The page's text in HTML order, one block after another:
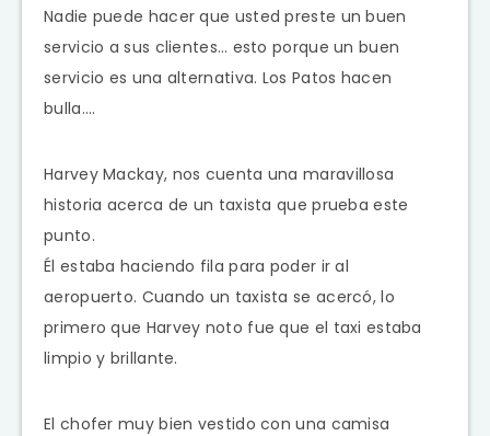
Nadie puede hacer que usted preste un buen
servicio a sus clientes… esto porque un buen
servicio es una alternativa. Los Patos hacen
bulla….
Harvey Mackay, nos cuenta una maravillosa
historia acerca de un taxista que prueba este
punto.
Él estaba haciendo fila para poder ir al
aeropuerto. Cuando un taxista se acercó, lo
primero que Harvey noto fue que el taxi estaba
limpio y brillante.
El chofer muy bien vestido con una camisa